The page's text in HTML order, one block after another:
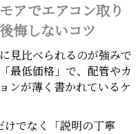
アでエアコン取り
悔しないコツ
見比べられるのが強みで
最低価格」で、配管やカ
ンが薄く書かれているケ
けでなく「説明の丁寧